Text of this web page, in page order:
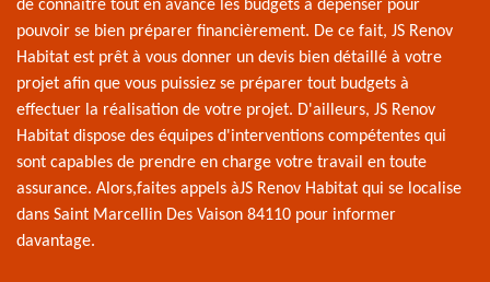
de connaître tout en avance les budgets à dépenser pour
pouvoir se bien préparer financièrement. De ce fait, JS Renov
Habitat est prêt à vous donner un devis bien détaillé à votre
projet afin que vous puissiez se préparer tout budgets à
effectuer la réalisation de votre projet. D'ailleurs, JS Renov
Habitat dispose des équipes d'interventions compétentes qui
sont capables de prendre en charge votre travail en toute
assurance. Alors,faites appels àJS Renov Habitat qui se localise
dans Saint Marcellin Des Vaison 84110 pour informer
davantage.